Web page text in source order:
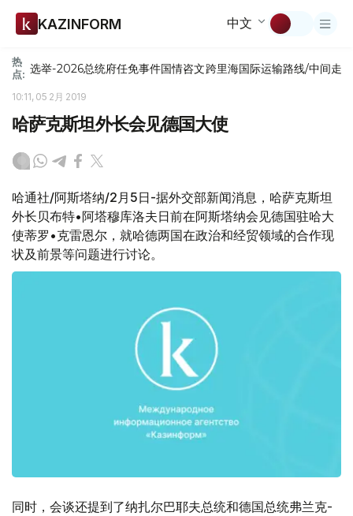
KAZINFORM 中文
热
点: 选举-2026总统府任免事件国情咨文跨里海国际运输路线/中间走廊
10:11, 05 2月 2019
哈萨克斯坦外长会见德国大使
哈通社/阿斯塔纳/2月5日-据外交部新闻消息，哈萨克斯坦
外长贝布特•阿塔穆库洛夫日前在阿斯塔纳会见德国驻哈大
使蒂罗•克雷恩尔，就哈德两国在政治和经贸领域的合作现
状及前景等问题进行讨论。
同时，会谈还提到了纳扎尔巴耶夫总统和德国总统弗兰克-